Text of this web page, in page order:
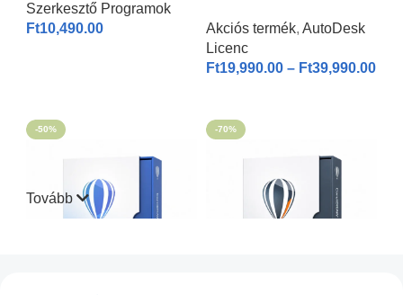
Szerkesztő Programok
Ft10,490.00
1-3 éves licenc I
Akciós termék, AutoDesk
Licenc
Ft19,990.00 – Ft39,990.00
-50% -70%
Tovább